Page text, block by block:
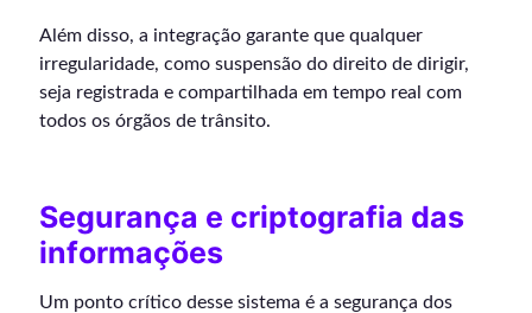
Além disso, a integração garante que qualquer
irregularidade, como suspensão do direito de dirigir,
seja registrada e compartilhada em tempo real com
todos os órgãos de trânsito.
Segurança e criptografia das
informações
Um ponto crítico desse sistema é a segurança dos